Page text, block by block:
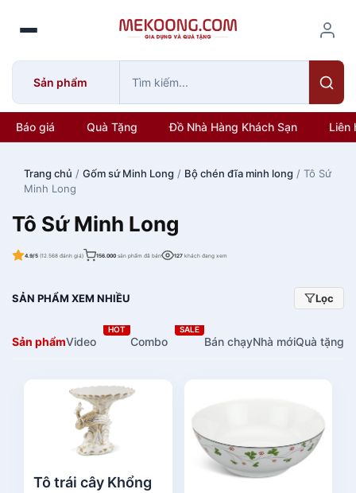
o
Sản phẩm
Báo giá Quà Tặng Đồ Nhà Hàng Khách Sạn Liên
Trang chủ / Gốm sứ Minh Long / Bộ chén đĩa minh long / Tô Sứ
Minh Long
Tô Sứ Minh Long
4.9/5 (12.568 đánh giá) 156.000 sản phẩm đã bán 127 khách đang xem
SẢN PHẨM XEM NHIỀU Lọc
Sản phẩmVideo
HOT
Combo
SALE
Bán chạyNhà mớiQuà tặng
Tô trái cây Khổng